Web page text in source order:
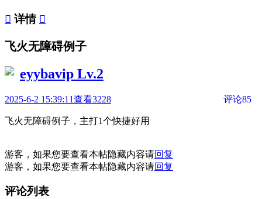
 详情 
飞火无障碍例子
eyybavip Lv.2
2025-6-2 15:39:11查看3228 评论85
飞火无障碍例子，主打1个快捷好用
游客，如果您要查看本帖隐藏内容请回复
游客，如果您要查看本帖隐藏内容请回复
评论列表